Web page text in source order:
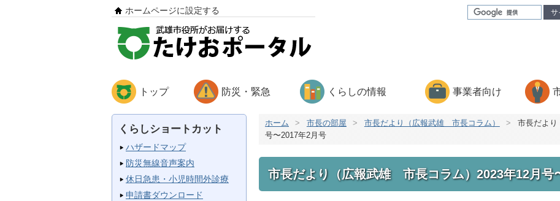
サ
ホームページに設定する
トップ 防災・緊急 くらしの情報 事業者向け
くらしショートカット
ハザードマップ
防災無線音声案内
休日急患・小児時間外診療
申請書ダウンロード
ホーム > 市長の部屋 > 市長だより（広報武雄 市長コラム） >
市長だよ
号〜2017年2月号
市長だより（広報武雄 市長コラム）2023年12月号